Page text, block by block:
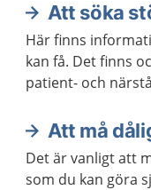
Att söka
Här finns
kan få. Det finns
patient- och
Att må
Det är vanligt att
som du kan göra